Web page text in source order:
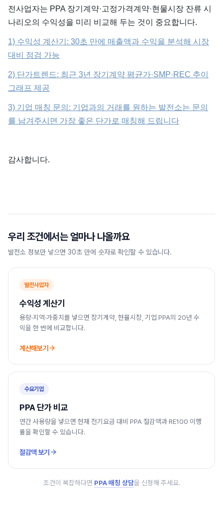
전사업자는 PPA 장기계약·고정가격계약·현물시장 잔류 시
나리오의 수익성을 미리 비교해 두는 것이 중요합니다.
1) 수익성 계산기: 30초 만에 매출액과 수익을 분석해 시장
대비 점검 가능
2) 단가트렌드: 최근 3년 장기계약 평균가·SMP·REC 추이
그래프 제공
3) 기업 매칭 문의: 기업과의 거래를 원하는 발전소는 문의
를 남겨주시면 가장 좋은 단가로 매칭해 드립니다
감사합니다.
우리 조건에서는 얼마나 나올까요
발전소 정보만 넣으면 30초 만에 숫자로 확인할 수 있습니다.
발전사업자
수익성 계산기
용량·지역·가중치를 넣으면 장기계약, 현물시장, 기업 PPA의 20년 수
익을 한 번에 비교합니다.
계산해보기
수요기업
PPA 단가 비교
연간 사용량을 넣으면 현재 전기요금 대비 PPA 절감액과 RE100 이행
률을 확인할 수 있습니다.
절감액 보기
조건이 복잡하다면 PPA 매칭 상담을 신청해 주세요.